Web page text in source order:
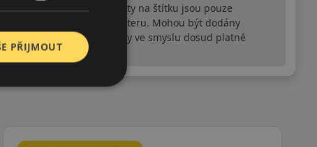
Upozornění! Hodnoty na štítku jsou pouze
informativního charakteru. Mohou být dodány
pneumatiky is EU štítky ve smyslu dosud platné
(předchozí) legislativy.
PŘIJMOUT